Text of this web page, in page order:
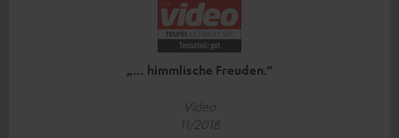
„… himmlische Freuden.“
Video
11/2018